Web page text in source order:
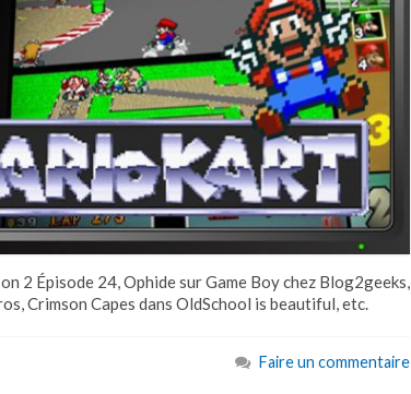
2 Épisode 24, Ophide sur Game Boy chez Blog2geeks,
Crimson Capes dans OldSchool is beautiful, etc.
Faire un commentaire